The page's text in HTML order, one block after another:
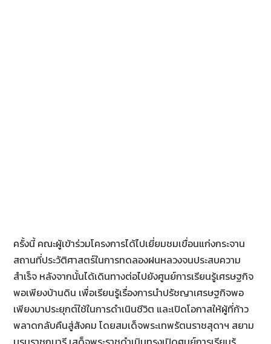
ครั้งนี้ คณะผู้เข้าร่วมโครงการได้ไปเยี่ยมชมเขื่อนแก่งกระจาน
สถานที่ประวัติศาสตร์ในการทดลองฝนหลวงจนประสบความ
สำเร็จ หลังจากนั้นได้เดินทางต่อไปยังศูนย์การเรียนรู้เศรษฐกิจ
พอเพียงบ้านดิน เพื่อเรียนรู้เรื่องการนำปรัชญาเศรษฐกิจพอ
เพียงมาประยุกต์ใช้ในการดำเนินชีวิต และเปิดโอกาสให้ผู้ที่ก้าว
พลาดกลับคืนสู่สังคม โดยสมเด็จพระเทพรัตนราชสุดาฯ สยาม